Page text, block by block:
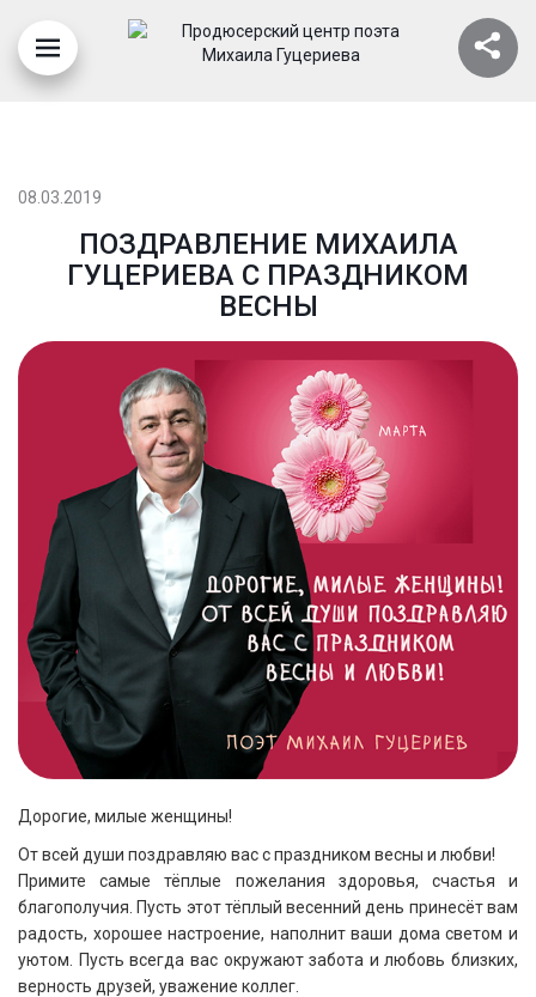
08.03.2019
ПОЗДРАВЛЕНИЕ МИХАИЛА
ГУЦЕРИЕВА С ПРАЗДНИКОМ
ВЕСНЫ
Дорогие, милые женщины!
От всей души поздравляю вас с праздником весны и любви!
Примите самые тёплые пожелания здоровья, счастья и
благополучия. Пусть этот тёплый весенний день принесёт вам
радость, хорошее настроение, наполнит ваши дома светом и
уютом. Пусть всегда вас окружают забота и любовь близких,
верность друзей, уважение коллег.